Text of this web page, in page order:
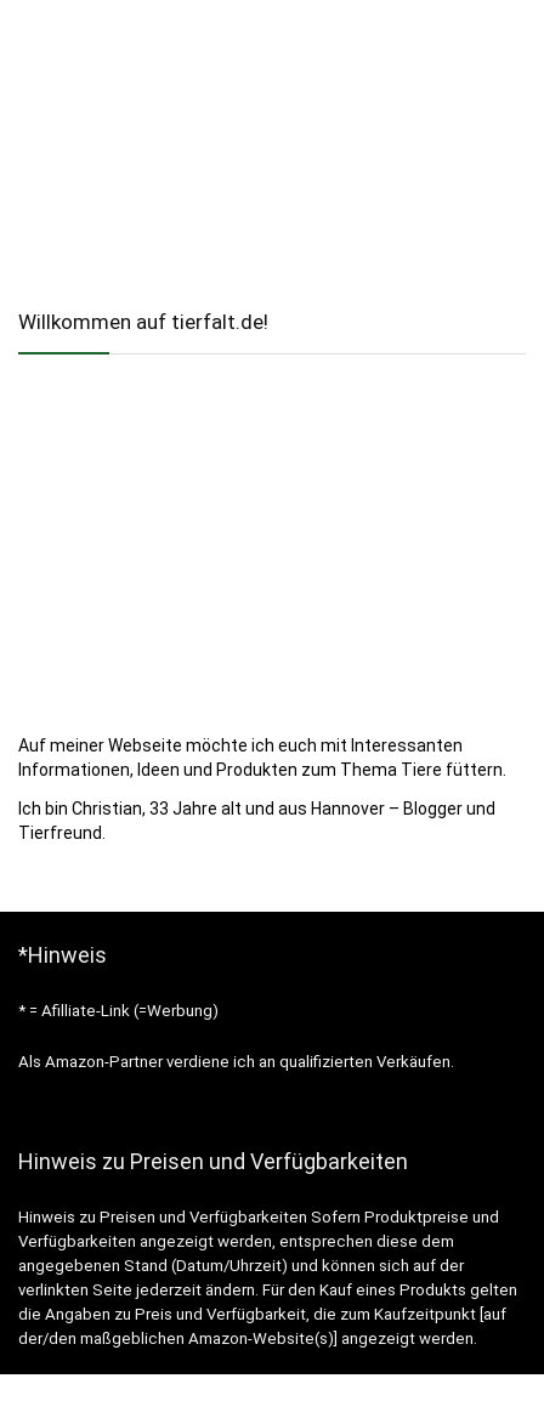
Willkommen auf tierfalt.de!
Auf meiner Webseite möchte ich euch mit Interessanten
Informationen, Ideen und Produkten zum Thema Tiere füttern.
Ich bin Christian, 33 Jahre alt und aus Hannover – Blogger und
Tierfreund.
*Hinweis
* = Afilliate-Link (=Werbung)
Als Amazon-Partner verdiene ich an qualifizierten Verkäufen.
Hinweis zu Preisen und Verfügbarkeiten
Hinweis zu Preisen und Verfügbarkeiten Sofern Produktpreise und
Verfügbarkeiten angezeigt werden, entsprechen diese dem
angegebenen Stand (Datum/Uhrzeit) und können sich auf der
verlinkten Seite jederzeit ändern. Für den Kauf eines Produkts gelten
die Angaben zu Preis und Verfügbarkeit, die zum Kaufzeitpunkt [auf
der/den maßgeblichen Amazon-Website(s)] angezeigt werden.